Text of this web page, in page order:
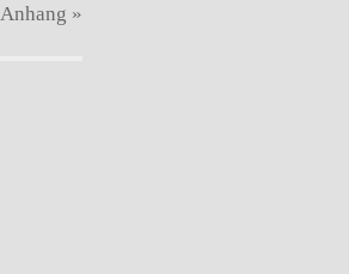
Anhang »